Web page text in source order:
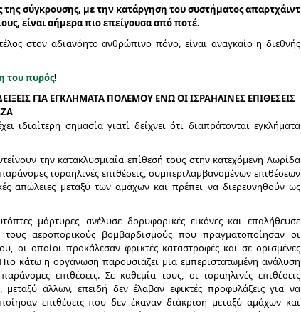
σύγκρουσης, με την κατάργηση του συστήματος απαρτχάιντ
είναι σήμερα πιο επείγουσα από ποτέ.
στον αδιανόητο ανθρώπινο πόνο, είναι αναγκαίο η διεθνής
του πυρός!
ΓΙΑ ΕΓΚΛΗΜΑΤΑ ΠΟΛΕΜΟΥ ΕΝΩ ΟΙ ΙΣΡΑΗΛΙΝΕΣ ΕΠΙΘΕΣΕΙΣ
ιδιαίτερη σημασία γιατί δείχνει ότι διαπράτονται εγκλήματα
την κατακλυσμιαία επίθεσή τους στην κατεχόμενη Λωρίδα
ισραηλινές επιθέσεις, συμπεριλαμβανομένων επιθέσεων
απώλειες μεταξύ των αμάχων και πρέπει να διερευνηθούν ως
μάρτυρες, ανέλυσε δορυφορικές εικόνες και επαλήθευσε
τους αεροπορικούς βομβαρδισμούς που πραγματοποίησαν οι
οι οποίοι προκάλεσαν φρικτές καταστροφές και σε ορισμένες
κάτω η οργάνωση παρουσιάζει μια εμπεριστατωμένη ανάλυση
επιθέσεις. Σε καθεμία τους, οι ισραηλινές επιθέσεις
άλλων, επειδή δεν έλαβαν εφικτές προφυλάξεις για να
επιθέσεις που δεν έκαναν διάκριση μεταξύ αμάχων και